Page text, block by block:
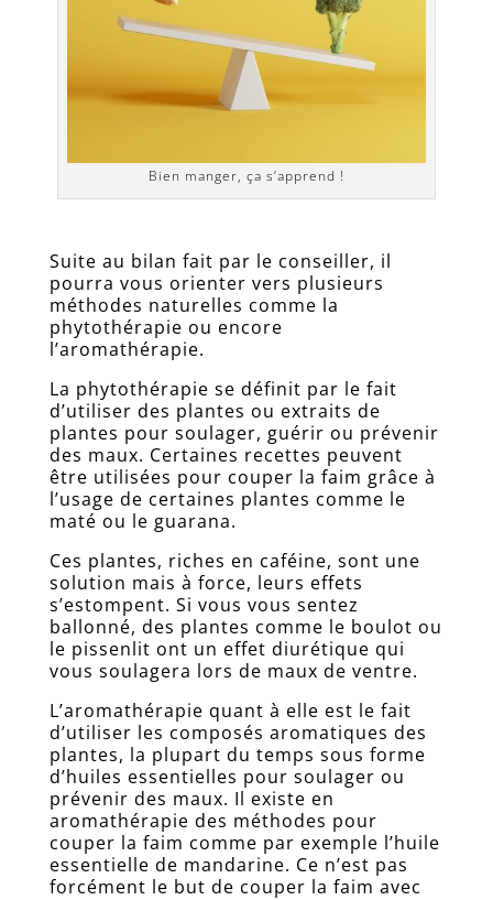
Bien manger, ça s’apprend !
Suite au bilan fait par le conseiller, il
pourra vous orienter vers plusieurs
méthodes naturelles comme la
phytothérapie ou encore
l’aromathérapie.
La phytothérapie se définit par le fait
d’utiliser des plantes ou extraits de
plantes pour soulager, guérir ou prévenir
des maux. Certaines recettes peuvent
être utilisées pour couper la faim grâce à
l’usage de certaines plantes comme le
maté ou le guarana.
Ces plantes, riches en caféine, sont une
solution mais à force, leurs effets
s’estompent. Si vous vous sentez
ballonné, des plantes comme le boulot ou
le pissenlit ont un effet diurétique qui
vous soulagera lors de maux de ventre.
L’aromathérapie quant à elle est le fait
d’utiliser les composés aromatiques des
plantes, la plupart du temps sous forme
d’huiles essentielles pour soulager ou
prévenir des maux. Il existe en
aromathérapie des méthodes pour
couper la faim comme par exemple l’huile
essentielle de mandarine. Ce n’est pas
forcément le but de couper la faim avec